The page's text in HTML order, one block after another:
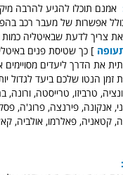
אמנם תוכלו להגיע להרבה
אפשרות של מעבר רכב
צריך לדעת שבאיטליה
] כך שטיסת פנים
את הדרך ליעדים מסויימים
זמן הנטו שלכם ביעד לגדול
טרביזו, טרייסטה, ורונה,
אנקונה, פירנצה, פרוג'ה,
קטאניה, פאלרמו, אולביה,